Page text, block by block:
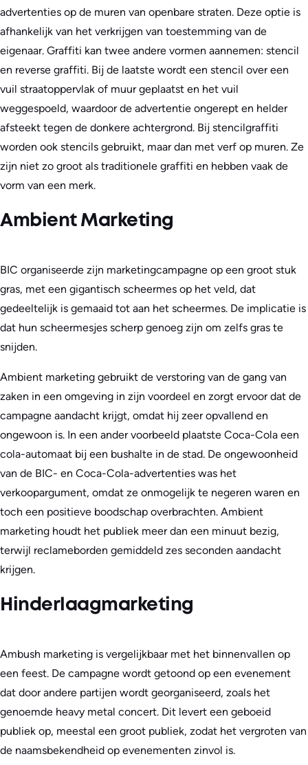
advertenties op de muren van openbare straten. Deze optie is
afhankelijk van het verkrijgen van toestemming van de
eigenaar. Graffiti kan twee andere vormen aannemen: stencil
en reverse graffiti. Bij de laatste wordt een stencil over een
vuil straatoppervlak of muur geplaatst en het vuil
weggespoeld, waardoor de advertentie ongerept en helder
afsteekt tegen de donkere achtergrond. Bij stencilgraffiti
worden ook stencils gebruikt, maar dan met verf op muren. Ze
zijn niet zo groot als traditionele graffiti en hebben vaak de
vorm van een merk.
Ambient Marketing
BIC organiseerde zijn marketingcampagne op een groot stuk
gras, met een gigantisch scheermes op het veld, dat
gedeeltelijk is gemaaid tot aan het scheermes. De implicatie is
dat hun scheermesjes scherp genoeg zijn om zelfs gras te
snijden.
Ambient marketing gebruikt de verstoring van de gang van
zaken in een omgeving in zijn voordeel en zorgt ervoor dat de
campagne aandacht krijgt, omdat hij zeer opvallend en
ongewoon is. In een ander voorbeeld plaatste Coca-Cola een
cola-automaat bij een bushalte in de stad. De ongewoonheid
van de BIC- en Coca-Cola-advertenties was het
verkoopargument, omdat ze onmogelijk te negeren waren en
toch een positieve boodschap overbrachten. Ambient
marketing houdt het publiek meer dan een minuut bezig,
terwijl reclameborden gemiddeld zes seconden aandacht
krijgen.
Hinderlaagmarketing
Ambush marketing is vergelijkbaar met het binnenvallen op
een feest. De campagne wordt getoond op een evenement
dat door andere partijen wordt georganiseerd, zoals het
genoemde heavy metal concert. Dit levert een geboeid
publiek op, meestal een groot publiek, zodat het vergroten van
de naamsbekendheid op evenementen zinvol is.